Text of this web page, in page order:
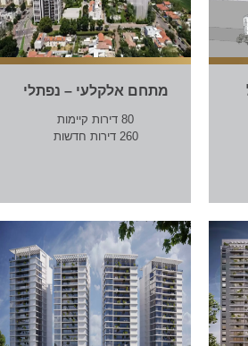
מתחם אלקלעי – נפתלי
80 דירות קיימות
260 דירות חדשות